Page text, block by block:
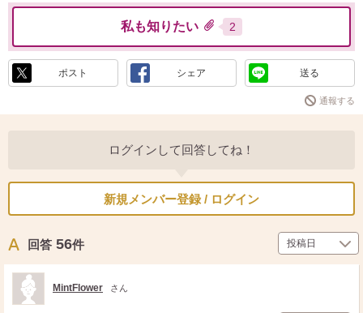
私も知りたい 2
ポスト シェア 送る
通報する
ログインして回答してね！
新規メンバー登録 / ログイン
回答 56件
MintFlower さん